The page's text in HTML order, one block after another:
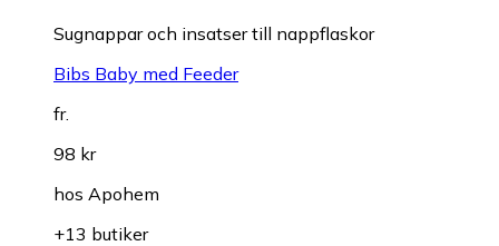
Sugnappar och insatser till nappflaskor
Bibs Baby med Feeder
fr.
98 kr
hos Apohem
+13 butiker